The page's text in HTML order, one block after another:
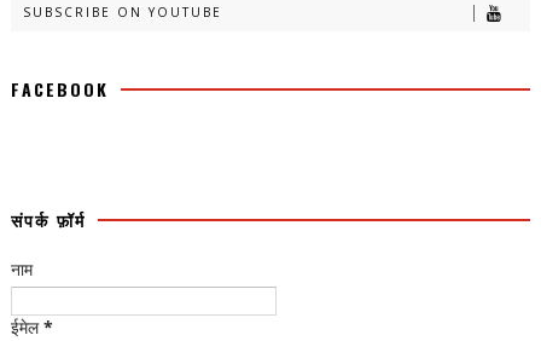
SUBSCRIBE ON YOUTUBE
FACEBOOK
संपर्क फ़ॉर्म
नाम
ईमेल*